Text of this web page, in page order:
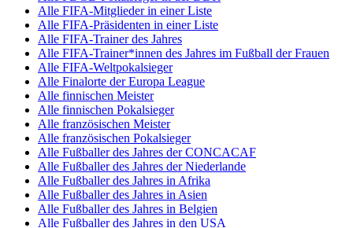
Alle FIFA-Mitglieder in einer Liste
Alle FIFA-Präsidenten in einer Liste
Alle FIFA-Trainer des Jahres
Alle FIFA-Trainer*innen des Jahres im Fußball der Frauen
Alle FIFA-Weltpokalsieger
Alle Finalorte der Europa League
Alle finnischen Meister
Alle finnischen Pokalsieger
Alle französischen Meister
Alle französischen Pokalsieger
Alle Fußballer des Jahres der CONCACAF
Alle Fußballer des Jahres der Niederlande
Alle Fußballer des Jahres in Afrika
Alle Fußballer des Jahres in Asien
Alle Fußballer des Jahres in Belgien
Alle Fußballer des Jahres in den USA